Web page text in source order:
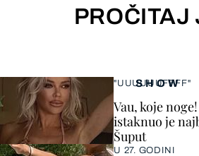
PROČITAJ
SHOW
"UUUUUUFFFF"
Vau, koje
istaknuo je
Šuput
U 27. GODINI